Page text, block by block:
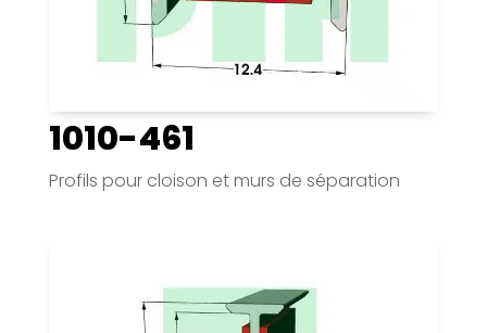
1010-461
Profils pour cloison et murs de séparation